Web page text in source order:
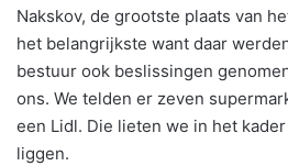
Nakskov, de grootste plaats van
het belangrijkste want daar
bestuur ook beslissingen
ons. We telden er zeven
een Lidl. Die lieten we in het kader
liggen.